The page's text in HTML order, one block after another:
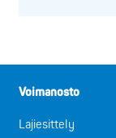
Voimanosto
Lajiesittely